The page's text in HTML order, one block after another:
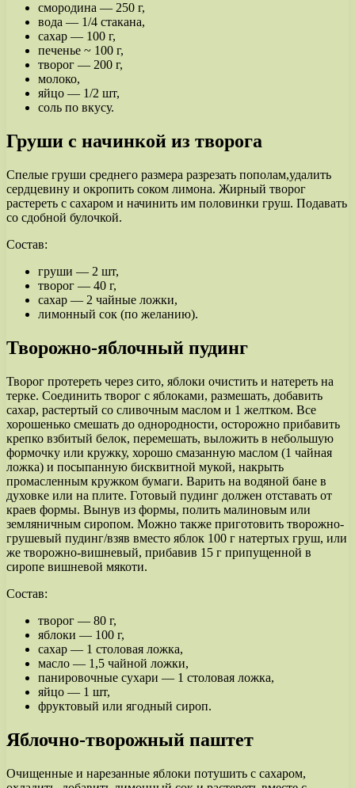
смородина — 250 г,
вода — 1/4 стакана,
сахар — 100 г,
печенье ~ 100 г,
творог — 200 г,
молоко,
яйцо — 1/2 шт,
соль по вкусу.
Груши с начинкой из творога
Спелые груши среднего размера разрезать пополам,удалить
сердцевину и окропить соком лимона. Жирный творог
растереть с сахаром и начинить им половинки груш. Подавать
со сдобной булочкой.
Состав:
груши — 2 шт,
творог — 40 г,
сахар — 2 чайные ложки,
лимонный сок (по желанию).
Творожно-яблочный пудинг
Творог протереть через сито, яблоки очистить и натереть на
терке. Соединить творог с яблоками, размешать, добавить
сахар, растертый со сливочным маслом и 1 желтком. Все
хорошенько смешать до однородности, осторожно прибавить
крепко взбитый белок, перемешать, выложить в небольшую
формочку или кружку, хорошо смазанную маслом (1 чайная
ложка) и посыпанную бисквитной мукой, накрыть
промасленным кружком бумаги. Варить на водяной бане в
духовке или на плите. Готовый пудинг должен отставать от
краев формы. Вынув из формы, полить малиновым или
земляничным сиропом. Можно также приготовить творожно-
грушевый пудинг/взяв вместо яблок 100 г натертых груш, или
же творожно-вишневый, прибавив 15 г припущенной в
сиропе вишневой мякоти.
Состав:
творог — 80 г,
яблоки — 100 г,
сахар — 1 столовая ложка,
масло — 1,5 чайной ложки,
панировочные сухари — 1 столовая ложка,
яйцо — 1 шт,
фруктовый или ягодный сироп.
Яблочно-творожный паштет
Очищенные и нарезанные яблоки потушить с сахаром,